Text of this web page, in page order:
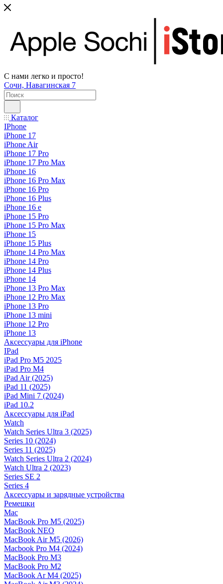
С нами легко и просто!
Сочи, Навагинская 7
Каталог
IPhone
iPhone 17
iPhone Air
iPhone 17 Pro
iPhone 17 Pro Max
iPhone 16
iPhone 16 Pro Max
iPhone 16 Pro
iPhone 16 Plus
iPhone 16 e
iPhone 15 Pro
iPhone 15 Pro Max
iPhone 15
iPhone 15 Plus
iPhone 14 Pro Max
iPhone 14 Pro
iPhone 14 Plus
iPhone 14
iPhone 13 Pro Max
iPhone 12 Pro Max
iPhone 13 Pro
iPhone 13 mini
iPhone 12 Pro
iPhone 13
Аксессуары для iPhone
IPad
iPad Pro M5 2025
iPad Pro M4
iPad Air (2025)
iPad 11 (2025)
iPad Mini 7 (2024)
iPad 10.2
Аксессуары для iPad
Watch
Watch Series Ultra 3 (2025)
Series 10 (2024)
Series 11 (2025)
Watch Series Ultra 2 (2024)
Watch Ultra 2 (2023)
Series SE 2
Series 4
Аксессуары и зарядные устройства
Ремешки
Mac
MacBook Pro M5 (2025)
MacBook NEO
MacBook Air M5 (2026)
Macbook Pro M4 (2024)
MacBook Pro M3
MacBook Pro M2
MacBook Ar M4 (2025)